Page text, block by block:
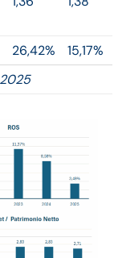
26,42%
15,17%